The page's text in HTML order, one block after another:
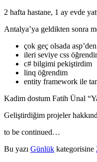
2 hafta hastane, 1 ay evde
Antalya’ya geldikten sonra
çok geç olsada
ileri seviye css
c# bilgimi pekiştirdim
linq öğrendim
entity framework ile
Kadim dostum Fatih Ünal
Geliştirdiğim projeler
to be continued…
Bu yazı Günlük kategorisine